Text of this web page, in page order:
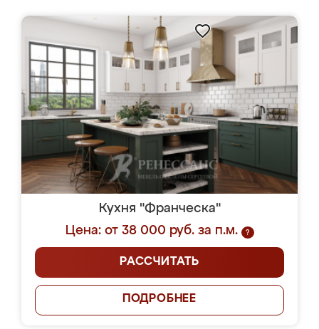
Кухня "Франческа"
Цена: от 38 000 руб. за п.м.
?
РАССЧИТАТЬ
ПОДРОБНЕЕ